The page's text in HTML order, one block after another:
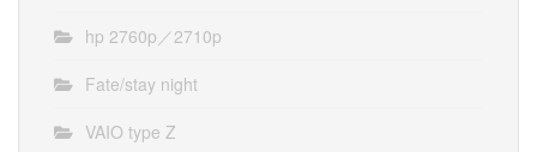
hp 2760p／2710p
Fate/stay night
VAIO type Z